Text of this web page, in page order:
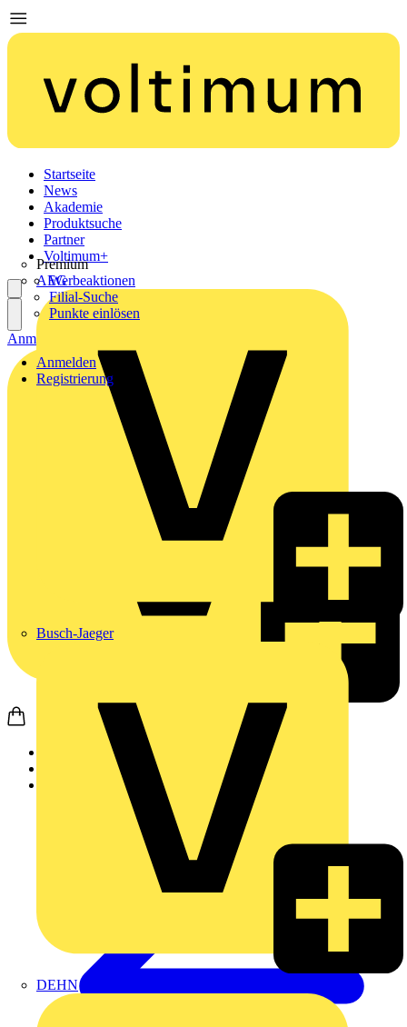
Startseite
News
Akademie
Produktsuche
Partner
Premium
AEG
Busch-Jaeger
DEHN
Voltimum+
Werbeaktionen
Filial-Suche
Punkte einlösen
Anmelden
Registrierung
Anmelden